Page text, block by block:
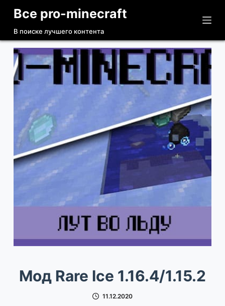
П
р
е
й
т
и
и
Все pro-minecraft
В поиске лучшего контента
Мод Rare Ice 1.16.4/1.15.2
11.12.2020